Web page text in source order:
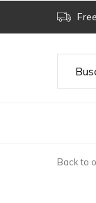
Back to